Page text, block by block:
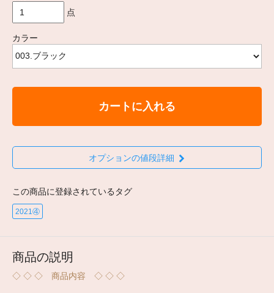
点
カラー
カートに入れる
オプションの値段詳細
この商品に登録されているタグ
2021④
商品の説明
◇ ◇ ◇ 商品内容 ◇ ◇ ◇